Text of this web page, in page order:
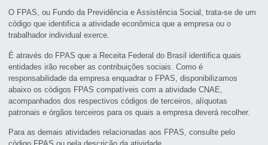
O FPAS, ou Fundo da Previdência e Assistência Social, trata-se de um
código que identifica a atividade econômica que a empresa ou o
trabalhador individual exerce.
É através do FPAS que a Receita Federal do Brasil identifica quais
entidades irão receber as contribuições sociais. Como é
responsabilidade da empresa enquadrar o FPAS, disponibilizamos
abaixo os códigos FPAS compatíveis com a atividade CNAE,
acompanhados dos respectivos códigos de terceiros, alíquotas
patronais e órgãos terceiros para os quais a empresa deverá recolher.
Para as demais atividades relacionadas aos FPAS, consulte pelo